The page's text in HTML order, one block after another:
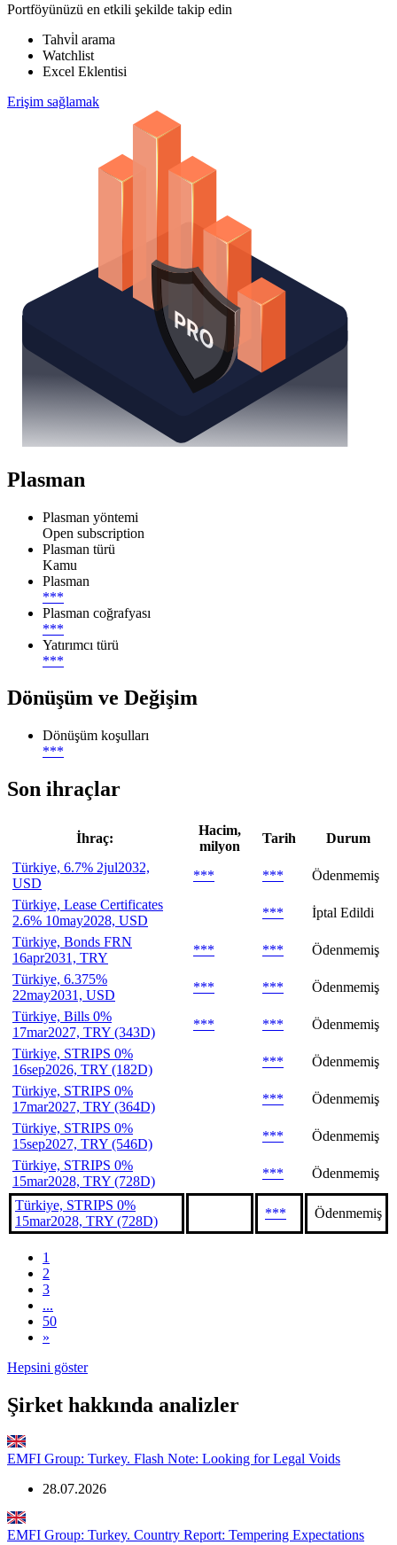
Portföyünüzü en etkili şekilde takip edin
Tahvi̇l arama
Watchlist
Excel Eklentisi
Erişim sağlamak
Plasman
Plasman yöntemi
Open subscription
Plasman türü
Kamu
Plasman
***
Plasman coğrafyası
***
Yatırımcı türü
***
Dönüşüm ve Değişim
Dönüşüm koşulları
***
Son ihraçlar
İhraç:
Hacim,
milyon
Tarih
Durum
Türkiye, 6.7% 2jul2032,
USD
*** ***
Ödenmemiş
Türkiye, Lease Certificates
2.6% 10may2028, USD
***
İptal Edildi
Türkiye, Bonds FRN
16apr2031, TRY
*** ***
Ödenmemiş
Türkiye, 6.375%
22may2031, USD
*** ***
Ödenmemiş
Türkiye, Bills 0%
17mar2027, TRY (343D)
*** ***
Ödenmemiş
Türkiye, STRIPS 0%
16sep2026, TRY (182D)
***
Ödenmemiş
Türkiye, STRIPS 0%
17mar2027, TRY (364D)
***
Ödenmemiş
Türkiye, STRIPS 0%
15sep2027, TRY (546D)
***
Ödenmemiş
Türkiye, STRIPS 0%
15mar2028, TRY (728D)
*** Ödenmemiş
Türkiye, STRIPS 0%
15mar2028, TRY (728D)
*** Ödenmemiş
1
2
3
...
50
»
Hepsini göster
Şirket hakkında analizler
EMFI Group: Turkey. Flash Note: Looking for Legal Voids
28.07.2026
EMFI Group: Turkey. Country Report: Tempering Expectations